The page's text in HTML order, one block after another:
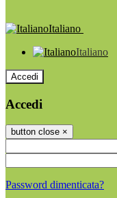
Italiano
Italiano
Accedi
Accedi
button close ×
Password dimenticata?